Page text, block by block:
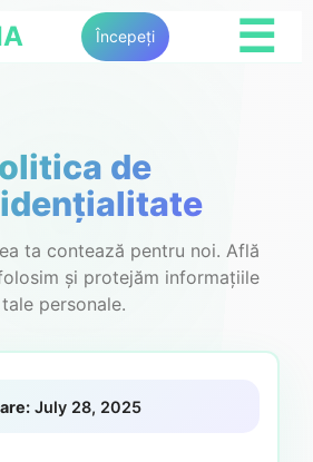
Începeți ☰
de
ta contează pentru noi. Află
și protejăm informațiile
tale personale.
July 28, 2025